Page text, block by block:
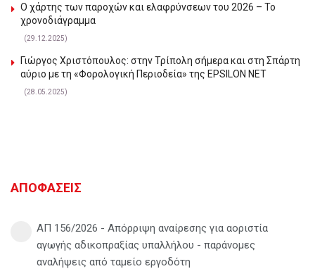
Ο χάρτης των παροχών και ελαφρύνσεων του 2026 – Το
χρονοδιάγραμμα
(29.12.2025)
Γιώργος Χριστόπουλος: στην Τρίπολη σήμερα και στη Σπάρτη
αύριο με τη «Φορολογική Περιοδεία» της EPSILON NET
(28.05.2025)
ΑΠΟΦΑΣΕΙΣ
ΑΠ 156/2026 - Απόρριψη αναίρεσης για αοριστία
αγωγής αδικοπραξίας υπαλλήλου - παράνομες
αναλήψεις από ταμείο εργοδότη